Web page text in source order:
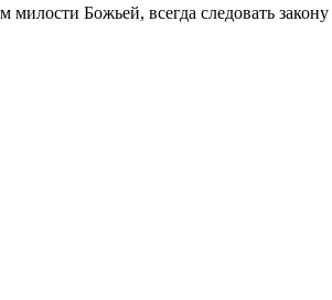
Божьей, всегда следовать